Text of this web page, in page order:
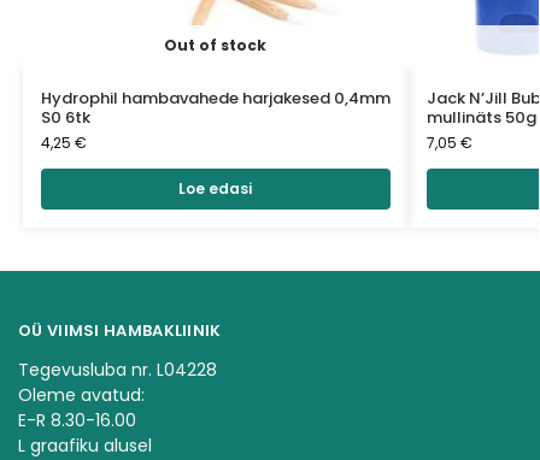
Out of stock
Hydrophil hambavahede harjakesed 0,4mm
S0 6tk
4,25 €
Loe edasi
Jack N’Jill
mullinäts 50g
7,05 €
OÜ VIIMSI HAMBAKLIINIK
Tegevusluba nr. L04228
Oleme avatud:
E-R 8.30-16.00
L graafiku alusel